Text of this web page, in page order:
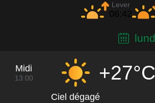
Lever
06:42
Midi
13:00 +27°C
Ciel dégagé